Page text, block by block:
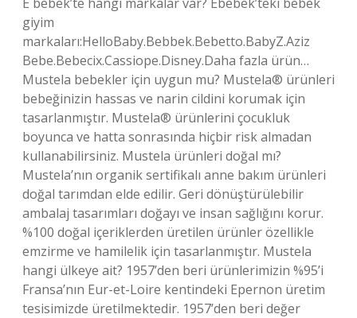
giyim
markaları:HelloBaby.Bebbek.Bebetto.BabyZ.Aziz
Bebe.Bebecix.Cassiope.Disney.Daha fazla ürün…
Mustela bebekler için uygun mu? Mustela® ürünleri
bebeğinizin hassas ve narin cildini korumak için
tasarlanmıştır. Mustela® ürünlerini çocukluk
boyunca ve hatta sonrasında hiçbir risk almadan
kullanabilirsiniz. Mustela ürünleri doğal mı?
Mustela’nın organik sertifikalı anne bakım ürünleri
doğal tarımdan elde edilir. Geri dönüştürülebilir
ambalaj tasarımları doğayı ve insan sağlığını korur.
%100 doğal içeriklerden üretilen ürünler özellikle
emzirme ve hamilelik için tasarlanmıştır. Mustela
hangi ülkeye ait? 1957’den beri ürünlerimizin %95’i
Fransa’nın Eur-et-Loire kentindeki Epernon üretim
tesisimizde üretilmektedir. 1957’den beri değer